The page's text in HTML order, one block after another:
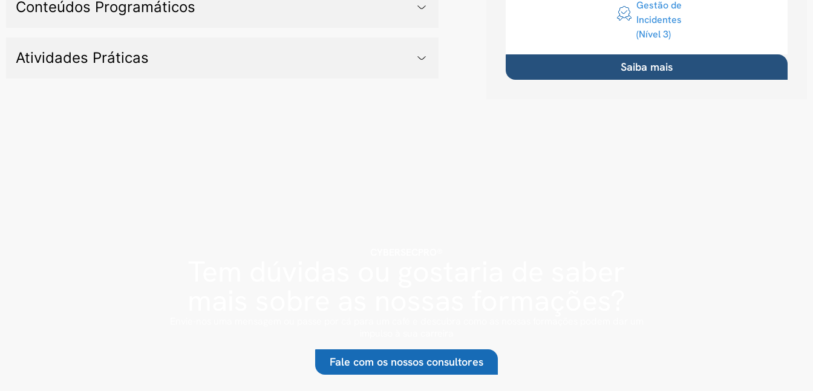
Conteúdos Programáticos
Atividades Práticas
Gestão de
Incidentes
(Nível 3)
Saiba mais
Fale com os nossos consultores